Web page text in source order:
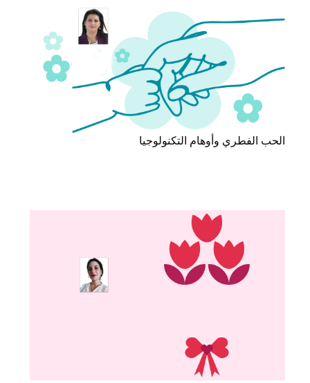
الحب الفطري وأوهام التكنولوجيا